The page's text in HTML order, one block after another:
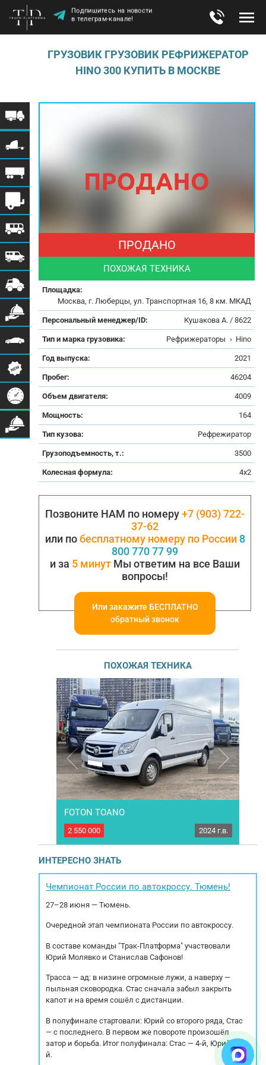
Подпишитесь на новости
в телеграм-канале!
ГРУЗОВИК ГРУЗОВИК РЕФРИЖЕРАТОР
HINO 300 КУПИТЬ В МОСКВЕ
ПРОДАНО
ПОХОЖАЯ ТЕХНИКА
Площадка:
Москва, г. Люберцы, ул. Транспортная 16, 8 км. МКАД
Персональный менеджер/ID: Кушакова А. / 8622
Тип и марка грузовика: Рефрижераторы › Hino
Год выпуска: 2021
Пробег: 46204
Объем двигателя: 4009
Мощность: 164
Тип кузова: Рефрежиратор
Грузоподъемность, т.: 3500
Колесная формула: 4x2
Позвоните НАМ по номеру+7 (903) 722-
37-62
или побесплатному номеру по России 8
800 770 77 99
и за 5 минут Мы ответим на все Ваши
вопросы!
Или закажите БЕСПЛАТНО
обратный звонок
ПОХОЖАЯ ТЕХНИКА
X5000 -
Цельнометаллический грузовик FOTON TOANO,
передач МКПП 6 ст. Мощность двигателя: 149
л.с. Модель двигателя: ISF2.8s5F148 2.776
куб.см. Экологический класс: 5 Тип тормозов:
FOTON TOANO
2 550 000 2024 г.в.
ИНТЕРЕСНО ЗНАТЬ
Чемпионат России по автокроссу. Тюмень!
27–28 июня — Тюмень.
Очередной этап чемпионата России по автокроссу.
В составе команды "Трак-Платформа" участвовали
Юрий Молявко и Станислав Сафонов!
Трасса — ад: в низине огромные лужи, а наверху —
пыльная сковородка. Стас сначала забыл закрыть
капот и на время сошёл с дистанции.
В полуфинале стартовали: Юрий со второго ряда, Стас
— с последнего. В первом же повороте произошёл
затор и борьба. Итог полуфинала: Стас — 4-й, Юрий — 5-
й.